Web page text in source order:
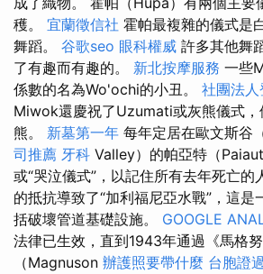
穫。 宜蘭徵信社 霍帕最複雜的儀式是
舞蹈。 谷歌seo 眼科權威 許多其他舞
了有趣而有趣的。 新北按摩服務 一些
係數的名為Wo'ochi的小丑。 社團法
Miwok還慶祝了Uzumati或灰熊儀式，
熊。 新墓第一年 每年定居在歐文斯谷
司推薦 牙科 Valley）的帕亞特（
或“哭泣儀式”，以記住所有去年死亡的
的抵抗導致了“加利福尼亞水戰”，這是
括破壞管道基礎設施。 GOOGLE
法律已生效，直到1943年通過《馬格努
（Magnuson 辦護照要帶什麼 台胞證